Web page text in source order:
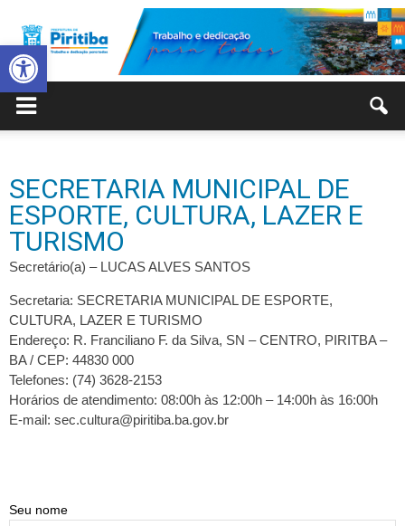
Abrir a barra de ferramentas
Municipal
SECRETARIA MUNICIPAL DE
ESPORTE, CULTURA, LAZER E
TURISMO
Secretário(a) – LUCAS ALVES SANTOS
Secretaria: SECRETARIA MUNICIPAL DE ESPORTE,
CULTURA, LAZER E TURISMO
Endereço: R. Franciliano F. da Silva, SN – CENTRO, PIRITBA –
BA / CEP: 44830 000
Telefones: (74) 3628-2153
Horários de atendimento: 08:00h às 12:00h – 14:00h às 16:00h
E-mail: sec.cultura@piritiba.ba.gov.br
Seu nome